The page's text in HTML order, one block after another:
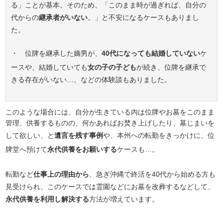
る」ことが基本。そのため、「このまま時が過ぎれば、自分の
代からの継承者がいない。」と不安になるケースもありまし
た。
・ 位牌を継承した嫡男が、40代になっても結婚していないケ
ースや、結婚していても女の子の子どもが続き、位牌を継承で
きる存在がいない…、などの体験談もありました。
このような場合には、自分が生きている内は位牌やお墓をこのまま
管理、供養するものの、何かあればお焚き上げしたり、墓じまいを
して欲しい、と遺言を残す事例や、本州への転勤をきっかけに、位
牌堂へ預けて永代供養をお願いするケースも…。
転勤など仕事上の理由から、急ぎ沖縄で終活を40代から始める方も
見受けられ、このケースでは霊園などにお墓を改葬するなどして、
永代供養を利用し解決する方法が増えています。